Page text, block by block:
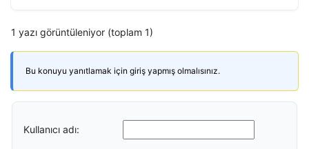
1 yazı görüntüleniyor (toplam 1)
Bu konuyu yanıtlamak için giriş yapmış olmalısınız.
Kullanıcı adı: